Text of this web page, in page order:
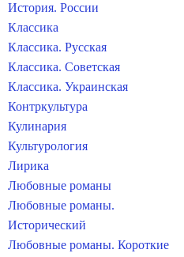
История. России
Классика
Классика. Русская
Классика. Советская
Классика. Украинская
Контркультура
Кулинария
Культурология
Лирика
Любовные романы
Любовные романы.
Исторический
Любовные романы. Короткие